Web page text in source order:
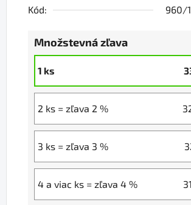
Kód:
960/
Množstevná zľava
1 ks
2 ks = zľava 2 %
3 ks = zľava 3 %
4 a viac ks = zľava 4 %